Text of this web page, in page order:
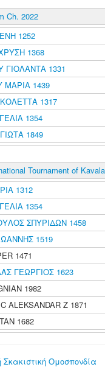
Ch. 2022
1252
1368
1331
1439
1317
1354
1849
Tournament of
1312
1354
ΣΠΥΡΙΔΩΝ 1458
1519
1471
ΓΕΩΡΓΙΟΣ 1623
1982
ALEKSANDAR Z 1871
1682
Ομοσπονδία